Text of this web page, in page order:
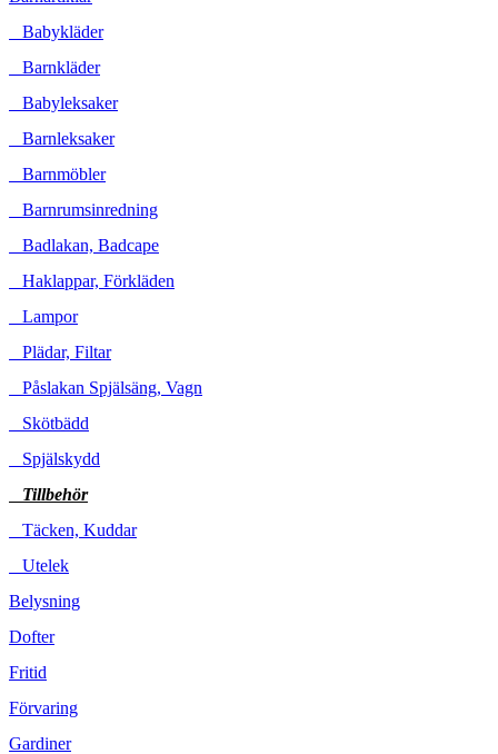
Babykläder
Barnkläder
Babyleksaker
Barnleksaker
Barnmöbler
Barnrumsinredning
Badlakan, Badcape
Haklappar, Förkläden
Lampor
Plädar, Filtar
Påslakan Spjälsäng, Vagn
Skötbädd
Spjälskydd
Tillbehör
Täcken, Kuddar
Utelek
Belysning
Dofter
Fritid
Förvaring
Gardiner